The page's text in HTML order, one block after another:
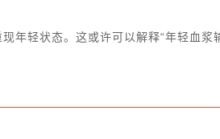
现年轻状态。这或许可以解释“年轻血